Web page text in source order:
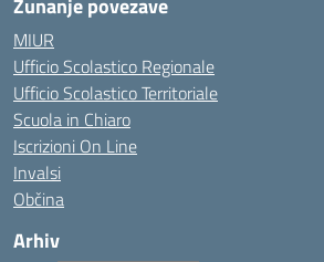
Zunanje povezave
MIUR
Ufficio Scolastico Regionale
Ufficio Scolastico Territoriale
Scuola in Chiaro
Iscrizioni On Line
Invalsi
Občina
Arhiv